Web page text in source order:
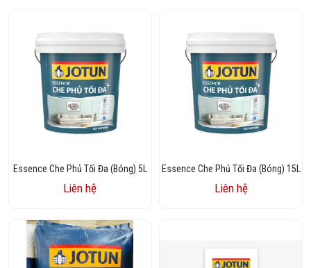
Essence Che Phủ Tối Đa (Bóng) 5L
Liên hệ
Essence Che Phủ Tối Đa (Bóng) 15L
Liên hệ